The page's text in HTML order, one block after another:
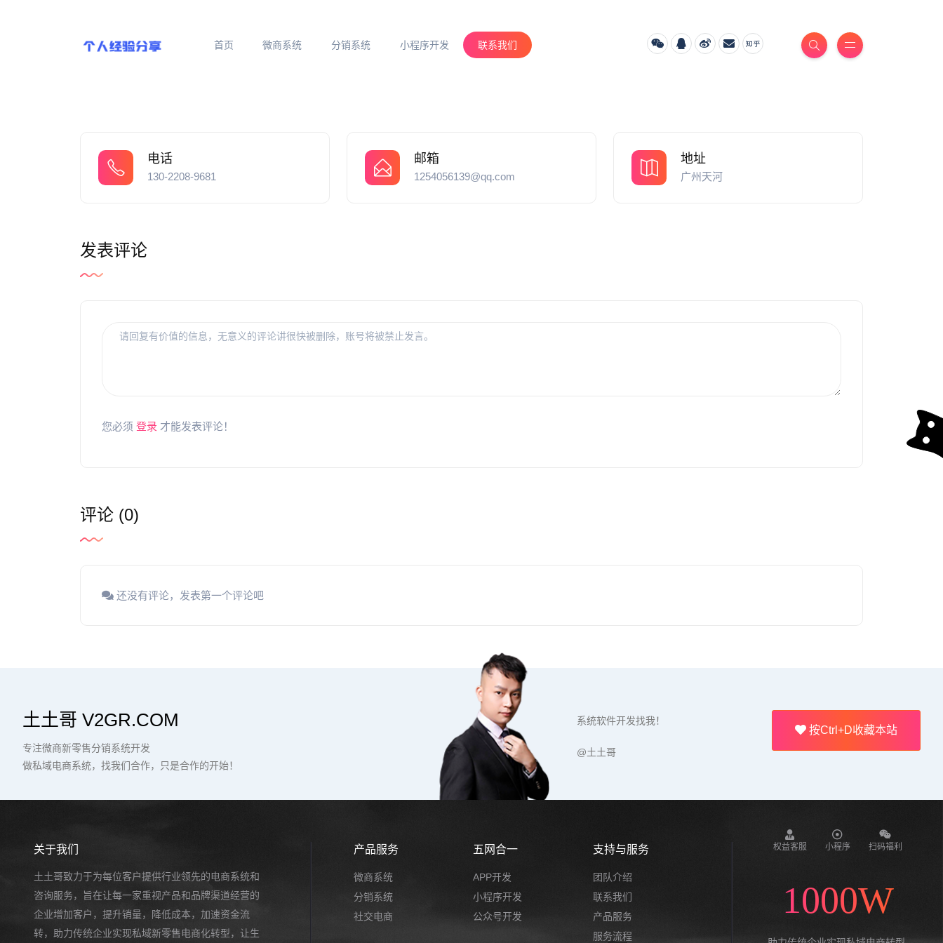
首页 微商系统 分销系统 小程序开发 联系我们
电话
130-2208-9681
邮箱
1254056139@qq.com
地址
广州天河
发表评论
您必须 登录 才能发表评论！
评论 (0)
还没有评论，发表第一个评论吧
土土哥 V2GR.COM
专注微商新零售分销系统开发
做私域电商系统，找我们合作，只是合作的开始！
按Ctrl+D收藏本站
系统软件开发找我！
@土土哥
关于我们
土土哥致力于为每位客户提供行业领先的电商系统和
咨询服务，旨在让每一家重视产品和品牌渠道经营的
企业增加客户，提升销量，降低成本，加速资金流
转，助力传统企业实现私域新零售电商化转型，让生
产品服务
微商系统
分销系统
社交电商
五网合一
APP开发
小程序开发
公众号开发
支持与服务
团队介绍
联系我们
产品服务
服务流程
权益客服 小程序 扫码福利
1000W